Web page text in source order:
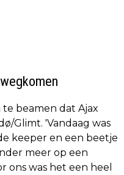
beamen dat Ajax
Glimt. 'Vandaag was
keeper en een beetje
meer op een
ons was het een heel